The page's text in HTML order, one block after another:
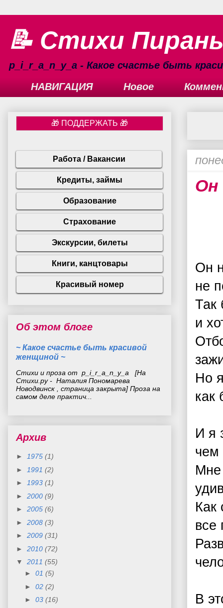
📝 Стихи
p_i_r_a_n_y_a - Какое счастье быть
НАВИГАЦИЯ
Новое
Он
Он
не
Так
и
Но
как
И я
чем
Мне
Как
все
В
Об этом блоге
~ Какое счастье быть красивой
женщиной ~
Стихи и проза от p_i_r_a_n_y_a [На
Стихи.ру - Наталия Пономарева
Новодвинск , страница закрыта] Проза на
самом деле практич...
Архив
► 1975 (1)
►
1991 (2)
►
1993 (1)
► 2000 (9)
► 2005 (6)
► 2008 (3)
► 2009 (31)
► 2010 (72)
▼ 2011 (55)
► 01 (5)
► 02 (2)
► 03 (16)